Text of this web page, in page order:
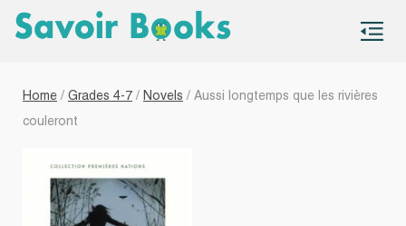
Home / Grades 4-7 / Novels / Aussi longtemps que les rivières
couleront